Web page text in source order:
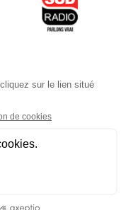
Olivier